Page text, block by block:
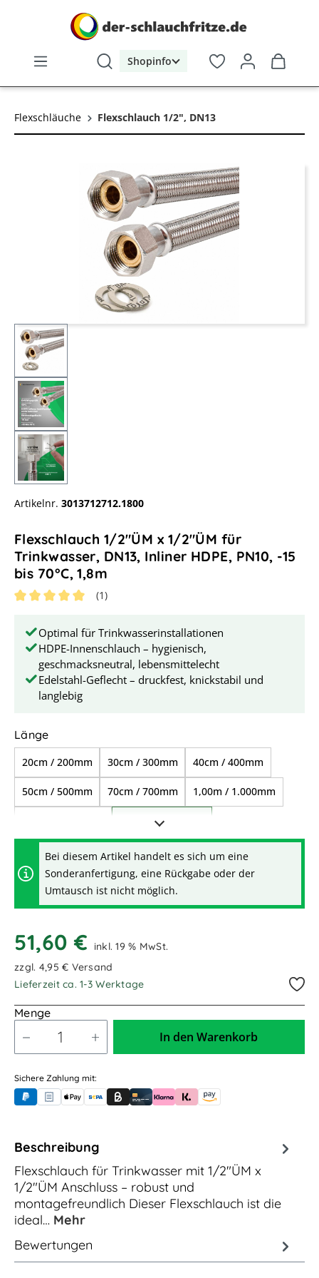
Shopinfo
Flexschläuche Flexschlauch 1/2", DN13
Bildergalerie überspringen
Artikelnr. 3013712712.1800
Flexschlauch 1/2"ÜM x 1/2"ÜM für
Trinkwasser, DN13, Inliner HDPE, PN10, -15
bis 70°C, 1,8m
(1)
Optimal für Trinkwasserinstallationen
HDPE-Innenschlauch – hygienisch,
geschmacksneutral, lebensmittelecht
Edelstahl-Geflecht – druckfest, knickstabil und
langlebig
Längeauswählen
20cm / 200mm 30cm / 300mm 40cm / 400mm
50cm / 500mm 70cm / 700mm 1,00m / 1.000mm
1,80m / 1.800mm
2,00m / 2.000mm 2,50m / 2.500mm
3,00m / 3.000mm 4,00m / 4.000mm
4,50m / 4.500mm 5,00m / 5.000mm
6,00m / 6.000mm
9,00m / 9.000mm
Bei diesem Artikel handelt es sich um eine
Sonderanfertigung, eine Rückgabe oder der
Umtausch ist nicht möglich.
51,60 €
inkl. 19 % MwSt.
zzgl. 4,95 € Versand
Lieferzeit ca. 1-3 Werktage
Menge
In den Warenkorb
Sichere Zahlung mit:
PayPalRechnungskauf (für Behörden)
Apple PayBanküberweisung (vorab)
Rechnungskauf (Billie)
Kreditkarte
Rechnung oder Ratenkauf (Klarna)
Sofortüberweisung (Klarna)
Amazon Pay
Beschreibung
Flexschlauch für Trinkwasser mit 1/2"ÜM x
1/2"ÜM Anschluss – robust und
montagefreundlich Dieser Flexschlauch ist die
ideal… Mehr
Bewertungen